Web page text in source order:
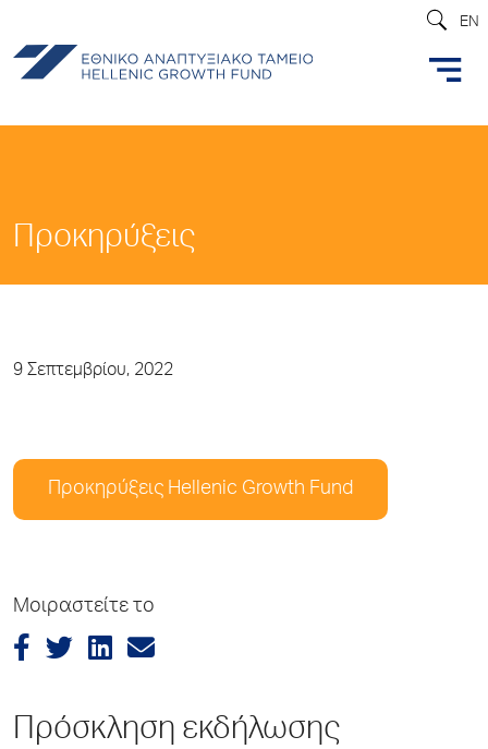
EN
Προκηρύξεις
9 Σεπτεμβρίου, 2022
Προκηρύξεις Hellenic Growth Fund
Μοιραστείτε το
Πρόσκληση εκδήλωσης